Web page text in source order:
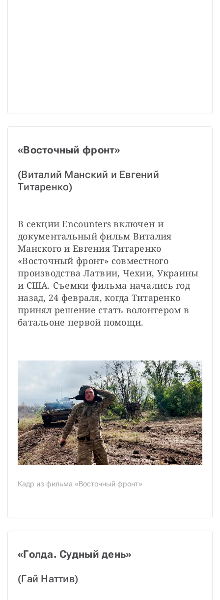
«Восточный фронт»
(Виталий Манский и Евгений
Титаренко)
В секции Encounters включен и
документальный фильм Виталия
Манского и Евгения Титаренко
«Восточный фронт» совместного
производства Латвии, Чехии, Украины
и США. Съемки фильма начались год
назад, 24 февраля, когда Титаренко
принял решение стать волонтером в
батальоне первой помощи.
Кадр из фильма «Восточный фронт»
«Голда. Судный день»
(Гай Наттив)